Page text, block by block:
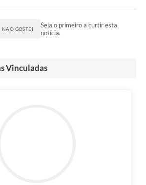
NÃO GOSTEI
Seja o primeiro a curtir esta
notícia.
Vinculadas